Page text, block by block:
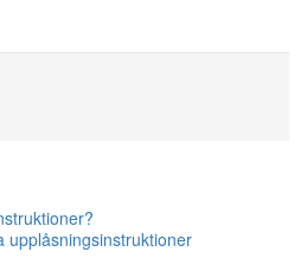
upplåsningsinstruktioner